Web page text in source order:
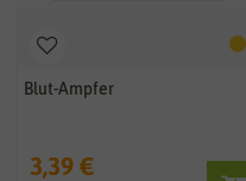
Blut-Ampfer
3,39 €